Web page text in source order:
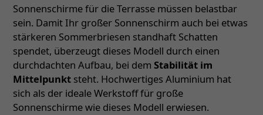
Sonnenschirme für die Terrasse müssen belastbar
sein. Damit Ihr großer Sonnenschirm auch bei etwas
stärkeren Sommerbriesen standhaft Schatten
spendet, überzeugt dieses Modell durch einen
durchdachten Aufbau, bei dem Stabilität im
Mittelpunkt steht. Hochwertiges Aluminium hat
sich als der ideale Werkstoff für große
Sonnenschirme wie dieses Modell erwiesen.